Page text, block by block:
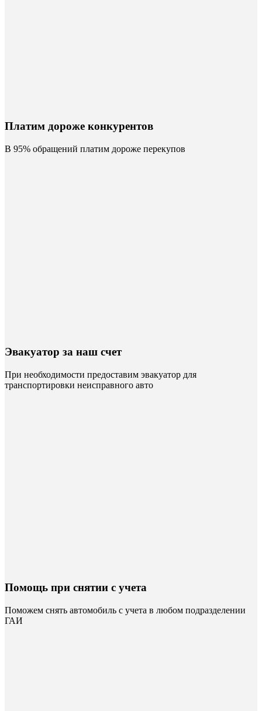
Платим дороже конкурентов
В 95% обращений платим дороже перекупов
Эвакуатор за наш счет
При необходимости предоставим эвакуатор для
транспортировки неисправного авто
Помощь при снятии с учета
Поможем снять автомобиль с учета в любом подразделении
ГАИ